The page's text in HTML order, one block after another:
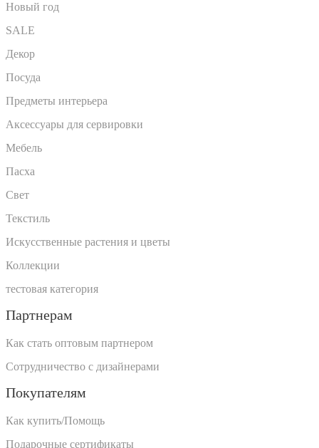
Новый год
SALE
Декор
Посуда
Предметы интерьера
Аксессуары для сервировки
Мебель
Пасха
Свет
Текстиль
Искусственные растения и цветы
Коллекции
тестовая категория
Партнерам
Как стать оптовым партнером
Сотрудничество с дизайнерами
Покупателям
Как купить/Помощь
Подарочные сертификаты